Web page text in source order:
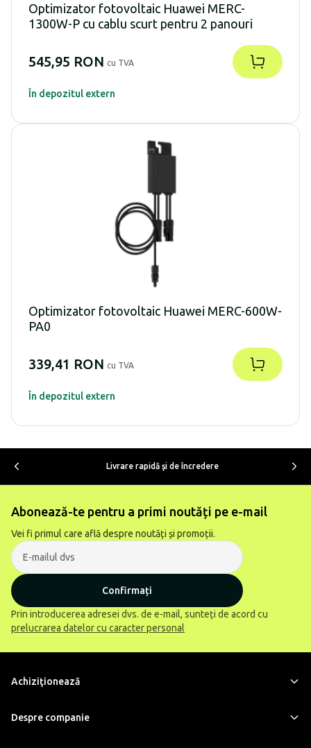
Optimizator fotovoltaic Huawei MERC-
1300W-P cu cablu scurt pentru 2 panouri
545,95 RON cu TVA
În depozitul extern
Optimizator fotovoltaic Huawei MERC-600W-
PA0
339,41 RON cu TVA
În depozitul extern
Livrare rapidă şi de încredere
Abonează-te pentru a primi noutăți pe e-mail
Vei fi primul care află despre noutăți și promoții.
Confirmați
Prin introducerea adresei dvs. de e-mail, sunteți de acord cu
prelucrarea datelor cu caracter personal
Achiziţionează
Despre companie